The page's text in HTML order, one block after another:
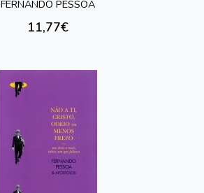
EDITORES
FERNANDO PESSOA
11,77€